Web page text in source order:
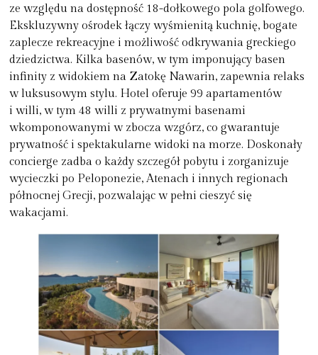
ze względu na dostępność 18-dołkowego pola golfowego.
Ekskluzywny ośrodek łączy wyśmienitą kuchnię, bogate
zaplecze rekreacyjne i możliwość odkrywania greckiego
dziedzictwa. Kilka basenów, w tym imponujący basen
infinity z widokiem na Zatokę Nawarin, zapewnia relaks
w luksusowym stylu. Hotel oferuje 99 apartamentów
i willi, w tym 48 willi z prywatnymi basenami
wkomponowanymi w zbocza wzgórz, co gwarantuje
prywatność i spektakularne widoki na morze. Doskonały
concierge zadba o każdy szczegół pobytu i zorganizuje
wycieczki po Peloponezie, Atenach i innych regionach
północnej Grecji, pozwalając w pełni cieszyć się
wakacjami.